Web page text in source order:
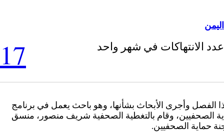
اليمن
17 عدد الانتهاكات في شهر واحد
الفصل وأجرى الأبحاث بشأنها، وهو باحث يعمل في برنامج
الصحفيين، وقام بالتغطية الصحفية شريف منصور، منسق
حماية الصحفيين.